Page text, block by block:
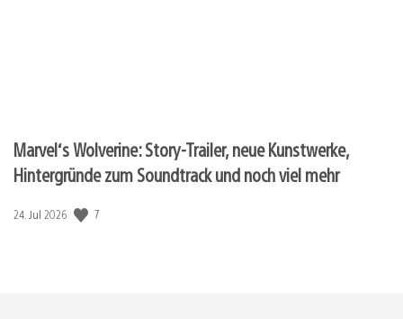
Marvel‘s Wolverine: Story-Trailer, neue Kunstwerke,
Hintergründe zum Soundtrack und noch viel mehr
Veröffentlichungsdatum:
24. Jul 2026 7